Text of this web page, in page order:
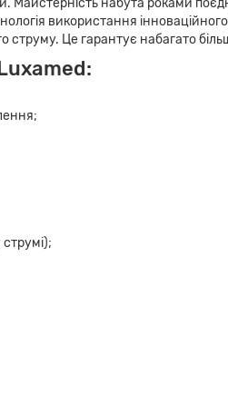
використання
струму. Це гарантує набагато